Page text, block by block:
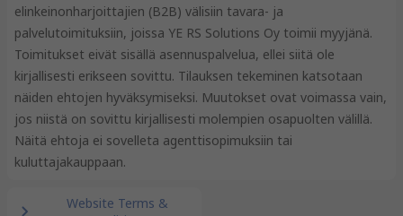
elinkeinonharjoittajien (B2B) välisiin tavara- ja
palvelutoimituksiin, joissa YE RS Solutions Oy toimii myyjänä.
Toimitukset eivät sisällä asennuspalvelua, ellei siitä ole
kirjallisesti erikseen sovittu. Tilauksen tekeminen katsotaan
näiden ehtojen hyväksymiseksi. Muutokset ovat voimassa vain,
jos niistä on sovittu kirjallisesti molempien osapuolten välillä.
Näitä ehtoja ei sovelleta agenttisopimuksiin tai
kuluttajakauppaan.
Website Terms &